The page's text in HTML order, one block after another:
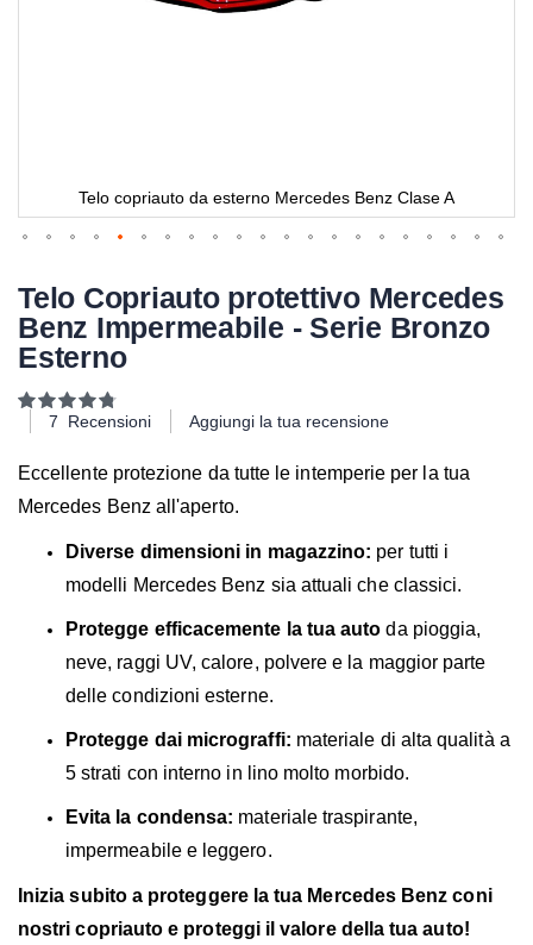
Telo copriauto da esterno Mercedes Benz Clase A
Telo Copriauto protettivo Mercedes
Benz Impermeabile - Serie Bronzo
Esterno
Valutazione:
100
7 Recensioni Aggiungi la tua recensione
Eccellente protezione da tutte le intemperie per la tua
Mercedes Benz all'aperto.
Diverse dimensioni in magazzino: per tutti i
modelli Mercedes Benz sia attuali che classici.
Protegge efficacemente la tua auto da pioggia,
neve, raggi UV, calore, polvere e la maggior parte
delle condizioni esterne.
Protegge dai micrograffi: materiale di alta qualità a
5 strati con interno in lino molto morbido.
Evita la condensa: materiale traspirante,
impermeabile e leggero.
Inizia subito a proteggere la tua Mercedes Benz coni
nostri copriauto e proteggi il valore della tua auto!